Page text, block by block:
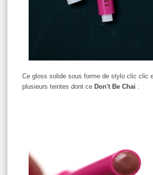
Ce gloss solide sous forme de stylo clic clic
plusieurs teintes dont ce Don't Be Chai :